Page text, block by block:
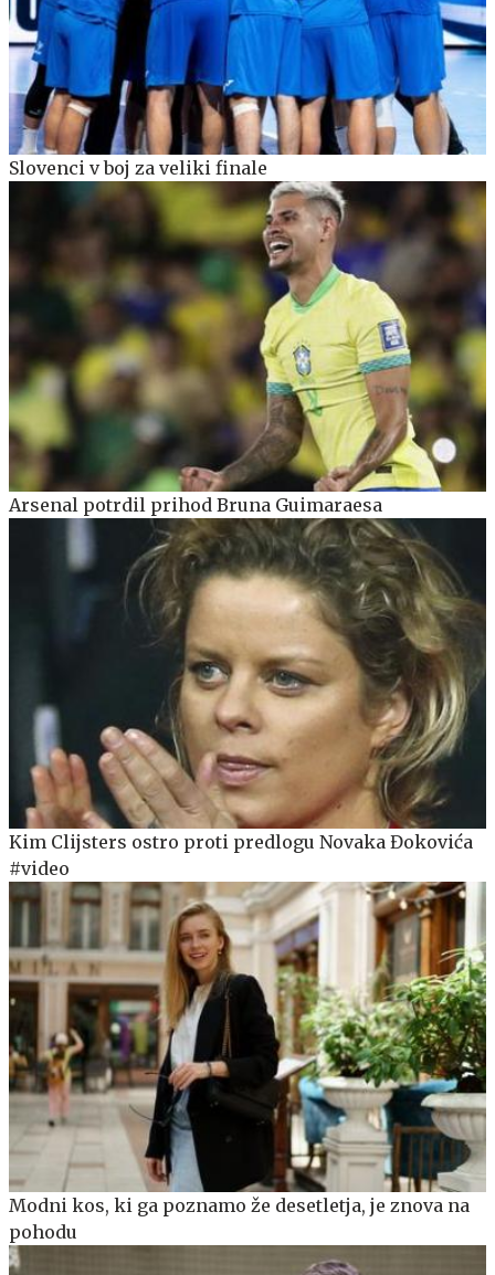
Slovenci v boj za veliki finale
Arsenal potrdil prihod Bruna Guimaraesa
Kim Clijsters ostro proti predlogu Novaka Đokovića
#video
Modni kos, ki ga poznamo že desetletja, je znova na
pohodu